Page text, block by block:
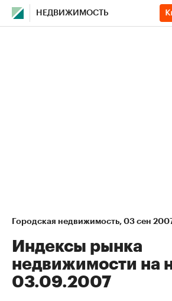
НЕДВИЖИМОСТЬ
Городская недвижимость⁠, 03 сен
Индексы рынка
недвижимости на
03.09.2007